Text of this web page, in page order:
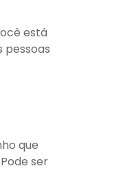
está
pessoas
que
ser